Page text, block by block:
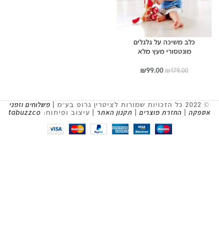
כלב משיכה על גלגלים
מונטסורי מעץ מלא
₪179.00
המחיר₪99.00
המחיר
© 2022 כל הזכויות שמורות לציטרין גרופ בע״מ |
משלוחים וזמני
אספקה
החזרת מוצרים תקנון האתר | עיצוב ופיתוח: tabuzzco